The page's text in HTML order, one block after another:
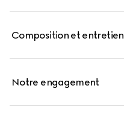
Composition et entretien
Notre engagement